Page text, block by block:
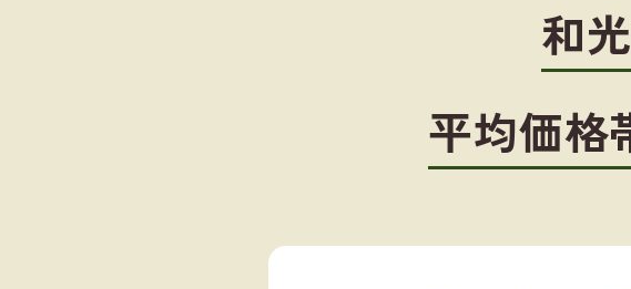
和
平均価格